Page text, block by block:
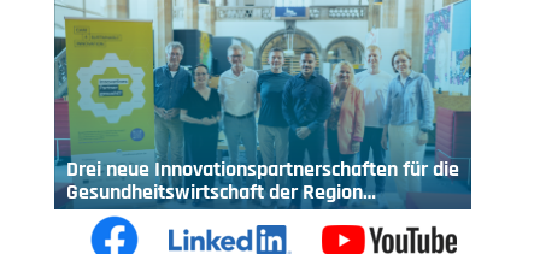
Drei neue Innovationspartnerschaften für die
Gesundheitswirtschaft der Region…